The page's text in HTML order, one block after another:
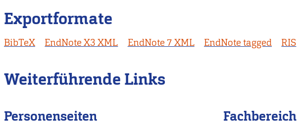
Exportformate
BibTeX EndNote X3 XML EndNote 7 XML EndNote tagged RIS
Weiterführende Links
Personenseiten Fachbereich